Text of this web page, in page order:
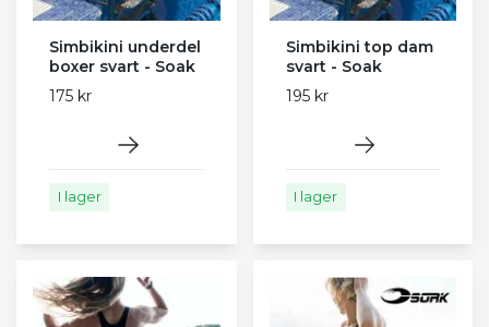
Simbikini underdel
boxer svart - Soak
175 kr
I lager
Simbikini top dam
svart - Soak
195 kr
I lager